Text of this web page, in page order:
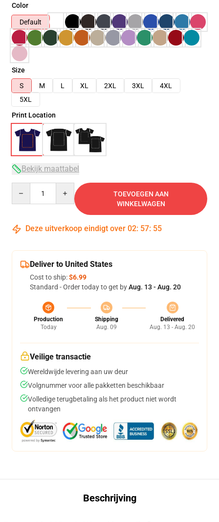
Color
Default
Size
S
M L XL 2XL 3XL
4XL
5XL
Print Location
Bekijk maattabel
TOEVOEGEN AAN
WINKELWAGEN
Deze uitverkoop eindigt over 02: 57: 54
Deliver to United States
Cost to ship:$6.99
Standard - Order today to get byAug. 13 - Aug. 20
Production
Today
Shipping
Aug. 09
Delivered
Aug. 13 - Aug. 20
Veilige transactie
Wereldwijde levering aan uw deur
Volgnummer voor alle pakketten beschikbaar
Volledige terugbetaling als het product niet wordt
ontvangen
Beschrijving